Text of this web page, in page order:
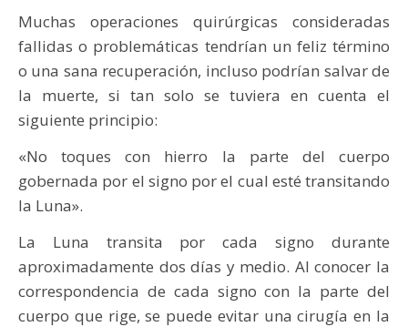
Muchas operaciones quirúrgicas consideradas
fallidas o problemáticas tendrían un feliz término
o una sana recuperación, incluso podrían salvar de
la muerte, si tan solo se tuviera en cuenta el
siguiente principio:
«No toques con hierro la parte del cuerpo
gobernada por el signo por el cual esté transitando
la Luna».
La Luna transita por cada signo durante
aproximadamente dos días y medio. Al conocer la
correspondencia de cada signo con la parte del
cuerpo que rige, se puede evitar una cirugía en la